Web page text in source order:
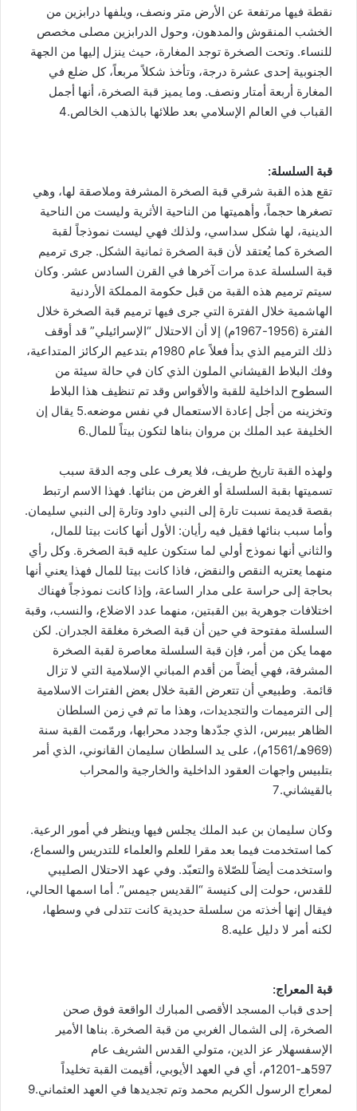
نقطة فيها مرتفعة عن الأرض متر ونصف، ويلفها درابزين من
الخشب المنقوش والمدهون، وحول الدرابزين مصلى مخصص
للنساء. وتحت الصخرة توجد المغارة، حيث ينزل إليها من الجهة
الجنوبية إحدى عشرة درجة، وتأخذ شكلاً مربعاً، كل ضلع في
المغارة أربعة أمتار ونصف. وما يميز قبة الصخرة، أنها أجمل
القباب في العالم الإسلامي بعد طلائها بالذهب الخالص.4
قبة السلسلة:
تقع هذه القبة شرقي قبة الصخرة المشرفة وملاصقة لها، وهي
تصغرها حجماً، وأهميتها من الناحية الأثرية وليست من الناحية
الدينية، لها شكل سداسي، ولذلك فهي ليست نموذجاً لقبة
الصخرة كما يُعتقد لأن قبة الصخرة ثمانية الشكل. جرى ترميم
قبة السلسلة عدة مرات آخرها في القرن السادس عشر. وكان
سيتم ترميم هذه القبة من قبل حكومة المملكة الأردنية
الهاشمية خلال الفترة التي جرى فيها ترميم قبة الصخرة خلال
الفترة (1956-1967م) إلا أن الاحتلال “الإسرائيلي” قد أوقف
ذلك الترميم الذي بدأ فعلاً عام 1980م بتدعيم الركائز المتداعية،
وفك البلاط القيشاني الملون الذي كان في حالة سيئة من
السطوح الداخلية للقبة والأقواس وقد تم تنظيف هذا البلاط
وتخزينه من أجل إعادة الاستعمال في نفس موضعه.5 يقال إن
الخليفة عبد الملك بن مروان بناها لتكون بيتاً للمال.6
ولهذه القبة تاريخ طريف، فلا يعرف على وجه الدقة سبب
تسميتها بقبة السلسلة أو الغرض من بنائها. فهذا الاسم ارتبط
بقصة قديمة نسبت تارة إلى النبي داود وتارة إلى النبي سليمان.
وأما سبب بنائها فقيل فيه رأيان: الأول أنها كانت بيتا للمال،
والثاني أنها نموذج أولي لما ستكون عليه قبة الصخرة. وكل رأي
منهما يعتريه النقص والنقض، فاذا كانت بيتا للمال فهذا يعني أنها
بحاجة إلى حراسة على مدار الساعة، وإذا كانت نموذجاً فهناك
اختلافات جوهرية بين القبتين، منهما عدد الاضلاع، والنسب، وقبة
السلسلة مفتوحة في حين أن قبة الصخرة مغلقة الجدران. لكن
مهما يكن من أمر، فإن قبة السلسلة معاصرة لقبة الصخرة
المشرفة، فهي أيضاً من أقدم المباني الإسلامية التي لا تزال
قائمة. وطبيعي أن تتعرض القبة خلال بعض الفترات الاسلامية
إلى الترميمات والتجديدات، وهذا ما تم في زمن السلطان
الظاهر بيبرس، الذي جدّدها وجدد محرابها، ورمّمت القبة سنة
(969هـ/1561م)، على يد السلطان سليمان القانوني، الذي أمر
بتلبيس واجهات العقود الداخلية والخارجية والمحراب
بالقيشاني.7
وكان سليمان بن عبد الملك يجلس فيها وينظر في أمور الرعية.
كما استخدمت فيما بعد مقرا للعلم والعلماء للتدريس والسماع،
واستخدمت أيضاً للصّلاة والتعبّد. وفي عهد الاحتلال الصليبي
للقدس، حولت إلى كنيسة “القديس جيمس”. أما اسمها الحالي،
فيقال إنها أخذته من سلسلة حديدية كانت تتدلى في وسطها،
لكنه أمر لا دليل عليه.8
قبة المعراج:
إحدى قباب المسجد الأقصى المبارك الواقعة فوق صحن
الصخرة، إلى الشمال الغربي من قبة الصخرة. بناها الأمير
الإسفسهلار عز الدين، متولي القدس الشريف عام
597هـ-1201م، أي في العهد الأيوبي، أقيمت القبة تخليداً
لمعراج الرسول الكريم محمد وتم تجديدها في العهد العثماني.9